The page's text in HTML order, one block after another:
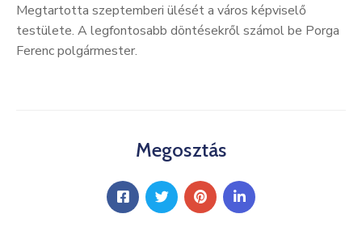
Keresés
Megtartotta szeptemberi ülését a város képviselő
testülete. A legfontosabb döntésekről számol be Porga
Ferenc polgármester.
Megosztás